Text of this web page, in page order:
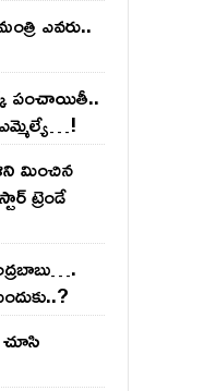
ఎవ‌రు..
పంచాయితీ..
మించిన
ట్రెండే